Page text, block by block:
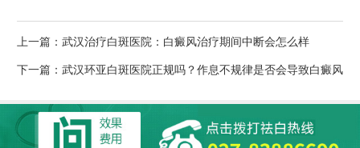
上一篇： 武汉治疗白斑医院：白癜风治疗期间中断会怎么样
下一篇： 武汉环亚白斑医院正规吗？作息不规律是否会导致白癜风